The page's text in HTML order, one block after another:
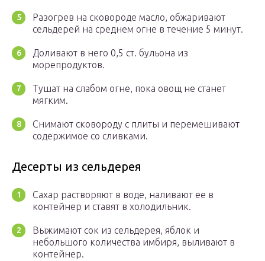
Разогрев на сковороде масло, обжаривают
сельдерей на среднем огне в течение 5 минут.
Доливают в него 0,5 ст. бульона из
морепродуктов.
Тушат на слабом огне, пока овощ не станет
мягким.
Снимают сковороду с плиты и перемешивают
содержимое со сливками.
Десерты из сельдерея
Сахар растворяют в воде, наливают ее в
контейнер и ставят в холодильник.
Выжимают сок из сельдерея, яблок и
небольшого количества имбиря, выливают в
контейнер.